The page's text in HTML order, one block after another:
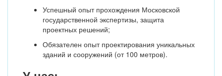
Успешный опыт прохождения Московской
государственной экспертизы, защита
проектных решений;
Обязателен опыт проектирования уникальных
зданий и сооружений (от 100 метров).